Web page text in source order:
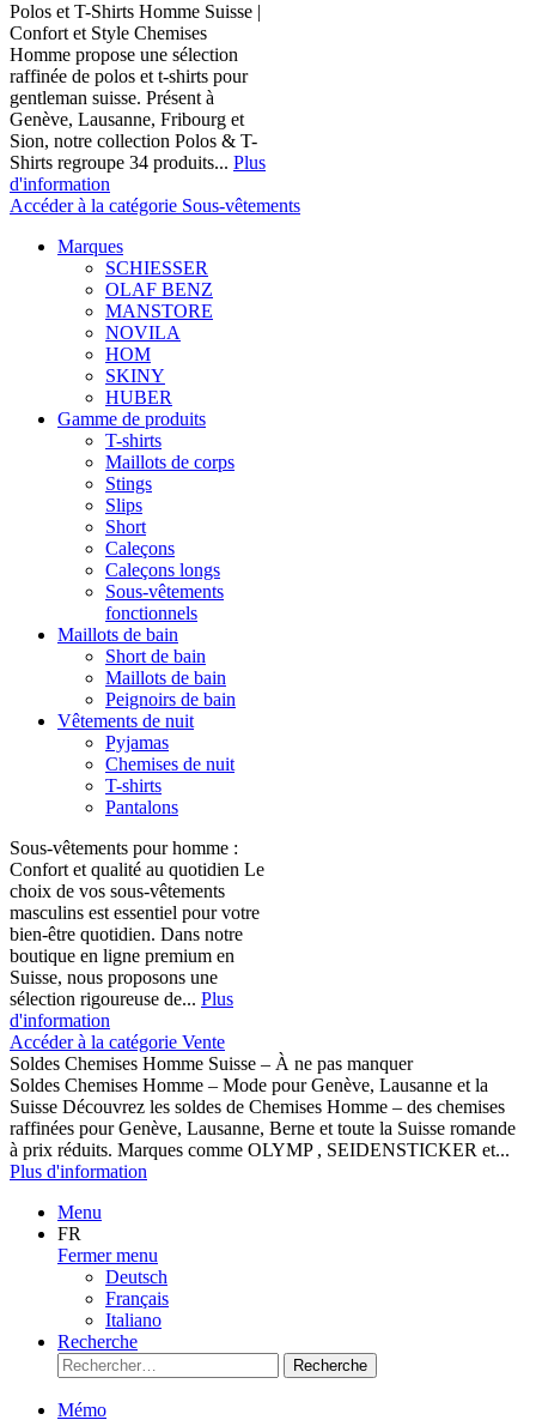
Polos et T-Shirts Homme Suisse |
Confort et Style Chemises
Homme propose une sélection
raffinée de polos et t-shirts pour
gentleman suisse. Présent à
Genève, Lausanne, Fribourg et
Sion, notre collection Polos & T-
Shirts regroupe 34 produits... Plus
d'information
Accéder à la catégorie Sous-vêtements
Marques
SCHIESSER
OLAF BENZ
MANSTORE
NOVILA
HOM
SKINY
HUBER
Gamme de produits
T-shirts
Maillots de corps
Stings
Slips
Short
Caleçons
Caleçons longs
Sous-vêtements
fonctionnels
Maillots de bain
Short de bain
Maillots de bain
Peignoirs de bain
Vêtements de nuit
Pyjamas
Chemises de nuit
T-shirts
Pantalons
Sous-vêtements pour homme :
Confort et qualité au quotidien Le
choix de vos sous-vêtements
masculins est essentiel pour votre
bien-être quotidien. Dans notre
boutique en ligne premium en
Suisse, nous proposons une
sélection rigoureuse de... Plus
d'information
Accéder à la catégorie Vente
Soldes Chemises Homme Suisse – À ne pas manquer
Soldes Chemises Homme – Mode pour Genève, Lausanne et la
Suisse Découvrez les soldes de Chemises Homme – des chemises
raffinées pour Genève, Lausanne, Berne et toute la Suisse romande
à prix réduits. Marques comme OLYMP , SEIDENSTICKER et...
Plus d'information
Menu
FR
Fermer menu
Deutsch
Français
Italiano
Recherche
Recherche
Mémo